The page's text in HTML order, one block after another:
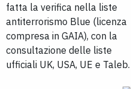
fatta la verifica nella liste
antiterrorismo Blue (licenza
compresa in GAIA), con la
consultazione delle liste
ufficiali UK, USA, UE e Taleb.